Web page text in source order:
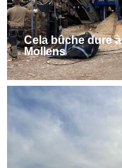
Cela bûche dure à
Mollens